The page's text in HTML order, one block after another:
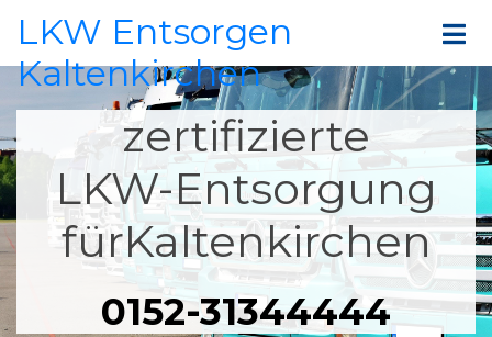
LKW Entsorgen
Kaltenkirchen
zertifizierte
LKW-Entsorgung
fürKaltenkirchen
0152-31344444